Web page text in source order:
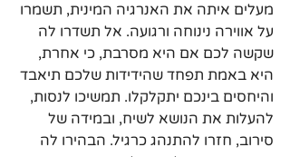
מעלים איתה את האנרגיה המינית, תשמרו
על אווירה נינוחה ורגועה. אל תשדרו לה
שקשה לכם אם היא מסרבת, כי אחרת,
היא באמת תפחד שהידידות שלכם תיאבד
והיחסים בינכם יתקלקלו. תמשיכו לנסות,
להעלות את הנושא לשיח, ובמידה של
סירוב, חזרו להתנהג כרגיל. הבהירו לה